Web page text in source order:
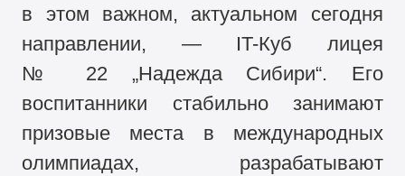
в этом важном, актуальном сегодня
направлении, — IT-Куб лицея
№ 22 „Надежда Сибири“. Его
воспитанники стабильно занимают
призовые места в международных
олимпиадах, разрабатывают